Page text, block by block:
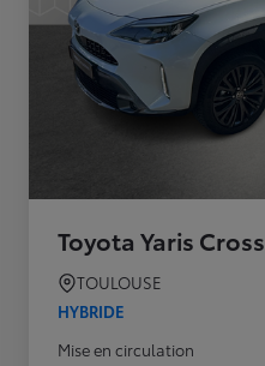
Toyota Yaris Cross
TOULOUSE
HYBRIDE
Mise en circulation